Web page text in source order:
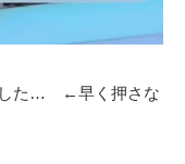
した… ←早く押さな